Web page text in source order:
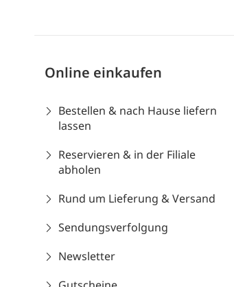
Online einkaufen
Bestellen & nach Hause liefern
lassen
Reservieren & in der Filiale
abholen
Rund um Lieferung & Versand
Sendungsverfolgung
Newsletter